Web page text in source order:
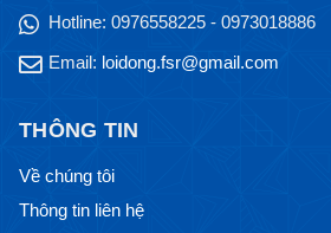
Hotline: 0976558225 - 0973018886
Email: loidong.fsr@gmail.com
THÔNG TIN
Về chúng tôi
Thông tin liên hệ